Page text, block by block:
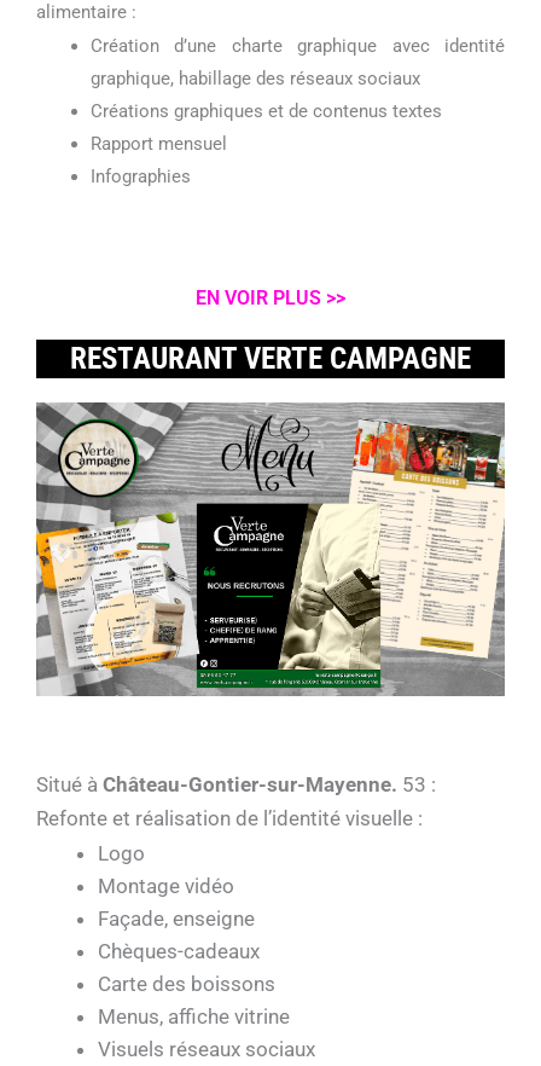
alimentaire :
Création d’une charte graphique avec identité
graphique, habillage des réseaux sociaux
Créations graphiques et de contenus textes
Rapport mensuel
Infographies
EN VOIR PLUS >>
RESTAURANT VERTE CAMPAGNE
Situé à Château-Gontier-sur-Mayenne. 53 :
Refonte et réalisation de l’identité visuelle :
Logo
Montage vidéo
Façade, enseigne
Chèques-cadeaux
Carte des boissons
Menus, affiche vitrine
Visuels réseaux sociaux